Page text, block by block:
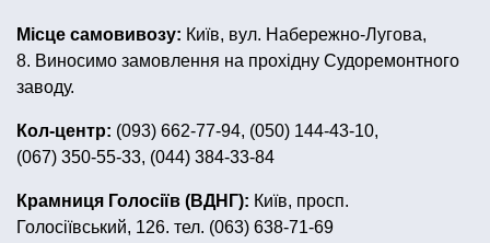
купити прапор україни
дитячі карнавальні костюми для хлопчиків
купити все для дитячого дня народження ніндзяго
зомбі апокаліпсис
кульки на день народження вінниця
сувенірні медалі
Місце самовивозу: Київ, вул. Набережно-Лугова,
8. Виносимо замовлення на прохідну Судоремонтного
заводу.
Кол-центр: (093) 662-77-94, (050) 144-43-10,
(067) 350-55-33, (044) 384-33-84
Крамниця Голосіїв (ВДНГ): Київ, просп.
Голосіївський, 126. тел. (063) 638-71-69